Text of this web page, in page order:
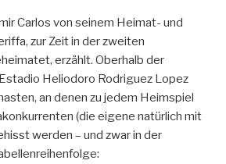
Carlos von seinem Heimat- und
zur Zeit in der zweiten
erzählt. Oberhalb der
Heliodoro Rodriguez Lopez
an denen zu jedem Heimspiel
(die eigene natürlich mit
werden – und zwar in der